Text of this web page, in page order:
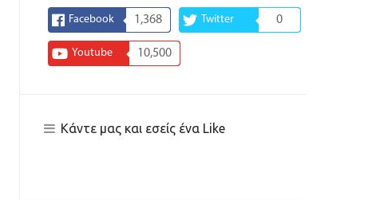
Facebook 1,368 Twitter 0
Youtube 10,500
Κάντε μας και εσείς ένα Like